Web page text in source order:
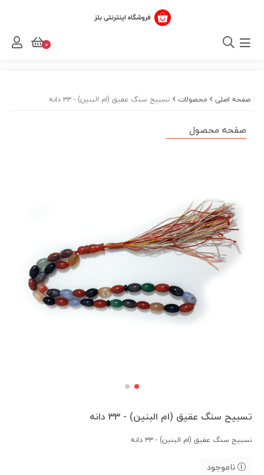
صفحه اصلی محصولات تسبیح سنگ عقیق (ام البنین) - ۳۳ دانه
صفحه محصول
تسبیح سنگ عقیق (ام البنین) - ۳۳ دانه
تسبیح سنگ عقیق (ام البنین) - ۳۳ دانه
ناموجود
0